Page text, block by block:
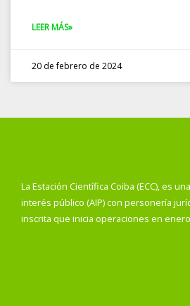
LEER MÁS»
20 de febrero de 2024
La Estación Científica Coiba (ECC), es
interés público (AIP) con personería
inscrita que inicia operaciones en